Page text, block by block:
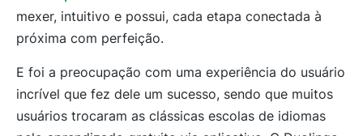
mexer, intuitivo e possui, cada etapa conectada à
próxima com perfeição.
E foi a preocupação com uma experiência do usuário
incrível que fez dele um sucesso, sendo que muitos
usuários trocaram as clássicas escolas de idiomas